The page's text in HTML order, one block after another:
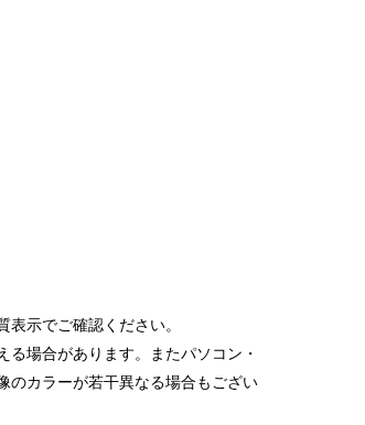
表示でご確認ください。
る場合があります。またパソコン・
のカラーが若干異なる場合もござい